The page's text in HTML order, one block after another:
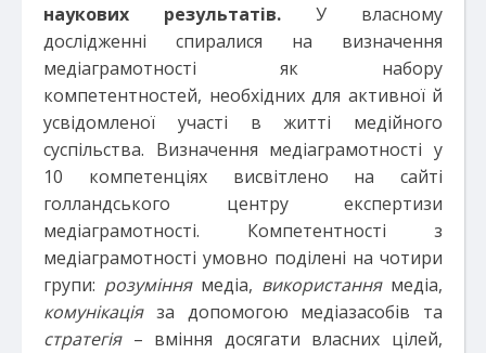
наукових результатів. У власному
дослідженні спиралися на визначення
медіаграмотності як набору
компетентностей, необхідних для активної й
усвідомленої участі в житті медійного
суспільства. Визначення медіаграмотності у
10 компетенціях висвітлено на сайті
голландського центру експертизи
медіаграмотності. Компетентності з
медіаграмотності умовно поділені на чотири
групи: розуміннямедіа, використаннямедіа,
комунікаціяза допомогою медіазасобів та
стратегія– вміння досягати власних цілей,